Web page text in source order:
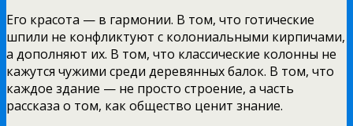
Его красота — в гармонии. В том, что готические
шпили не конфликтуют с колониальными кирпичами,
а дополняют их. В том, что классические колонны не
кажутся чужими среди деревянных балок. В том, что
каждое здание — не просто строение, а часть
рассказа о том, как общество ценит знание.